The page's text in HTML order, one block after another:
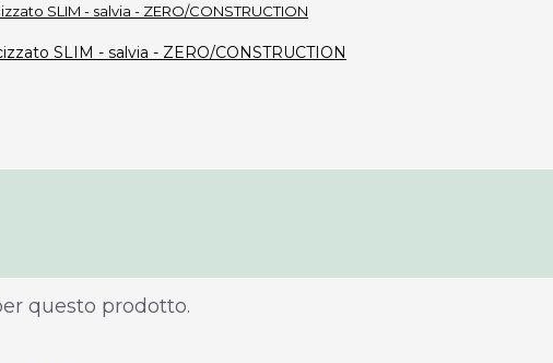
SLIM - salvia - ZERO/CONSTRUCTION
questo prodotto.